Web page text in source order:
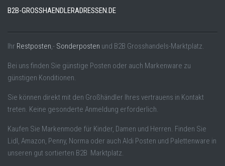
B2B-GROSSHAENDLERADRESSEN.DE
Ihr Restposten,- Sonderposten und B2B Grosshandels-Marktplatz.
Bei uns finden Sie günstige Posten oder auch Markenware zu
günstigen Konditionen.
Sie können direkt mit den Großhändler Ihres vertrauens in Kontakt
treten. Keine gesonderte Anmeldung erforderlich.
Kaufen Sie Markenmode für Kinder, Damen und Herren. Finden Sie
Lidl, Amazon, Penny, Norma oder auch Aldi Posten und Palettenware in
unseren gut sortierten B2B Marktplatz.